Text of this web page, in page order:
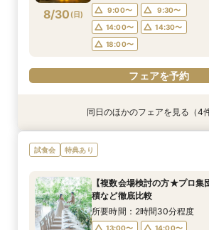
18:00〜
フェアを予約
18:00〜
フェアを予約
フェアを予約
フェアを予約
フェアを予約
8/30 (日) 9:00〜
9:30〜
14:00〜
14:30〜
18:00〜
フェアを予約
特典あり
8/30(日)
【月1限定★来館5千円ギフト
駅無料送迎バス付＆ペット
ピ★デザートブッフェ40名
所要時間：2時間30分程度
14:00〜
14:30〜
特典あり
8/30(日)
1枠1組【ペットと一緒に楽し
邸宅で安心×ペット特典付限定
9:00〜
14:00〜
14:30〜
18:00〜
特典あり
8/30(日)
【複数会場検討の方】会場＆
など徹底比較相談
9:00〜
14:00〜
14:30〜
18:00〜
特典あり
8/30(日)
【90分クイック】後日使え
ト付＊お気軽相談
9:00〜
14:00〜
14:30〜
18:00〜
同日のほかのフェアを見る（4件
試食会 特典あり
【複数会場検討の方★プロ集
積など徹底比較
所要時間：2時間30分程度
13:00〜 14:00〜